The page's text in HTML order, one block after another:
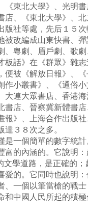
《東北大學》、光明
店、《東北大學》、
版社等處，先后１５
被改編成山東快書、
、粵劇、眉戶劇、歌
板話》在《群眾》雜
便被《解放日報》、
作小叢書》、《通俗
大連大眾書店、香港
書店、晉察冀新體書
報》、上海合作出版
達３８次之多。
一個簡單的數字統計
富的內涵的。它說明
文學道路，是正確的；
愛的。它同時也說明
、一個以筆當槍的戰
和中國人民所起的積